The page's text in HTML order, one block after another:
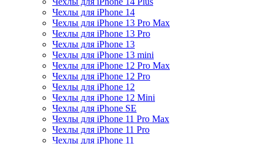
Чехлы для iPhone 14
Чехлы для iPhone 13 Pro Max
Чехлы для iPhone 13 Pro
Чехлы для iPhone 13
Чехлы для iPhone 13 mini
Чехлы для iPhone 12 Pro Max
Чехлы для iPhone 12 Pro
Чехлы для iPhone 12
Чехлы для iPhone 12 Mini
Чехлы для iPhone SE
Чехлы для iPhone 11 Pro Max
Чехлы для iPhone 11 Pro
Чехлы для iPhone 11